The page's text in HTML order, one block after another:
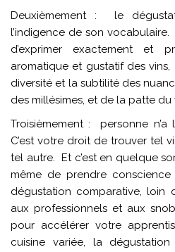
Deuxièmement : le
l’indigence de son
d’exprimer exactement et
aromatique et gustatif des
diversité et la subtilité des
des millésimes, et de la patte du
Troisièmement : personne n’a
C’est votre droit de trouver tel
tel autre. Et c’est en quelque
même de prendre
dégustation comparative, loin
aux professionnels et aux
pour accélérer votre
cuisine variée, la